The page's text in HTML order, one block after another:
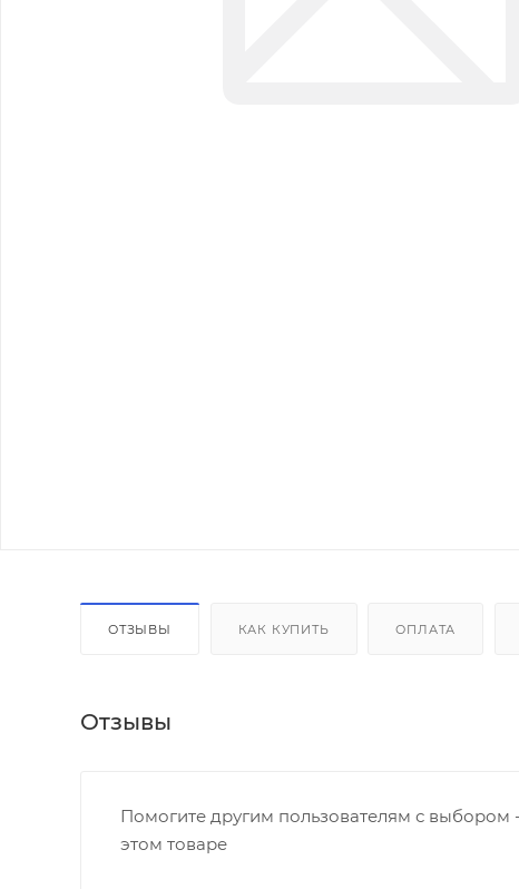
ОТЗЫВЫ КАК КУПИТЬ ОПЛАТА
Отзывы
Помогите другим пользователям с
этом товаре